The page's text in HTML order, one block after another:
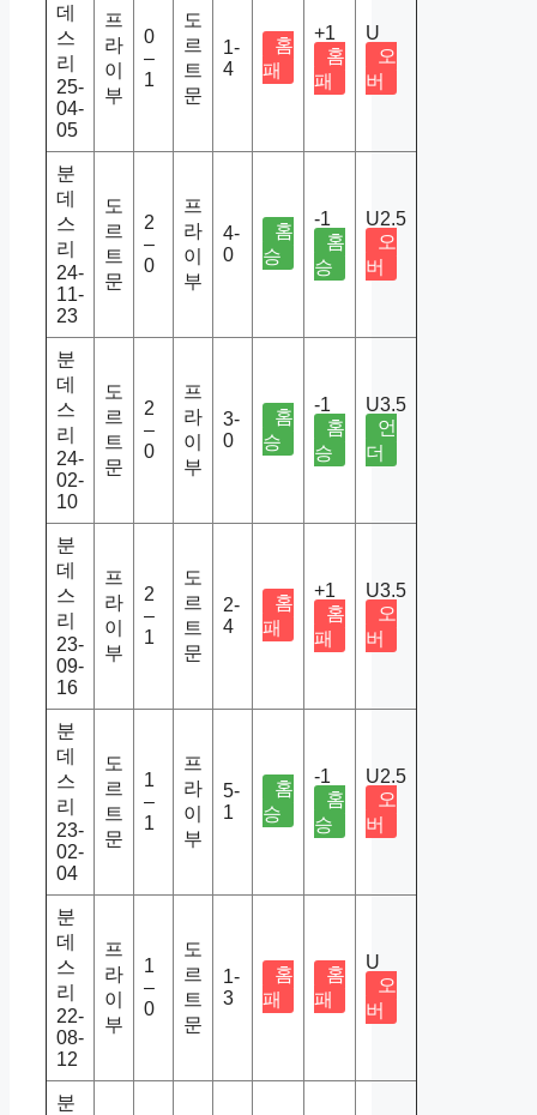
데
스
리
25-
04-
05
프
라
이
부
0
–
1
도
르
트
문
1-
4
홈
패
+1
홈
패
U
오
버
분
데
스
리
24-
11-
23
도
르
트
문
2
–
0
프
라
이
부
4-
0
홈
승
-1
홈
승
U2.5
오
버
분
데
스
리
24-
02-
10
도
르
트
문
2
–
0
프
라
이
부
3-
0
홈
승
-1
홈
승
U3.5
언
더
분
데
스
리
23-
09-
16
프
라
이
부
2
–
1
도
르
트
문
2-
4
홈
패
+1
홈
패
U3.5
오
버
분
데
스
리
23-
02-
04
도
르
트
문
1
–
1
프
라
이
부
5-
1
홈
승
-1
홈
승
U2.5
오
버
분
데
스
리
22-
08-
12
프
라
이
부
1
–
0
도
르
트
문
1-
3
홈
패
홈
패
U
오
버
분